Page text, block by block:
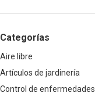
Categorías
Aire libre
Artículos de jardinería
Control de enfermedades